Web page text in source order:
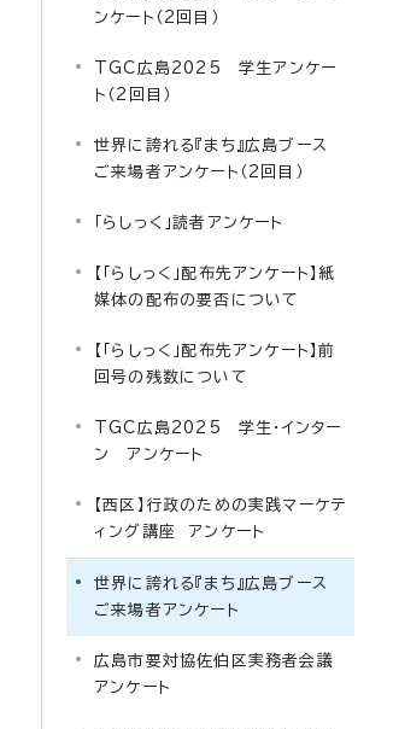
ンケート（2回目）
TGC広島2025 学生アンケー
ト（2回目）
世界に誇れる『まち』広島ブース
ご来場者アンケート（2回目）
「らしっく」読者アンケート
【「らしっく」配布先アンケート】紙
媒体の配布の要否について
【「らしっく」配布先アンケート】前
回号の残数について
TGC広島2025 学生・インター
ン アンケート
【西区】行政のための実践マーケテ
ィング講座 アンケート
世界に誇れる『まち』広島ブース
ご来場者アンケート
広島市要対協佐伯区実務者会議
アンケート